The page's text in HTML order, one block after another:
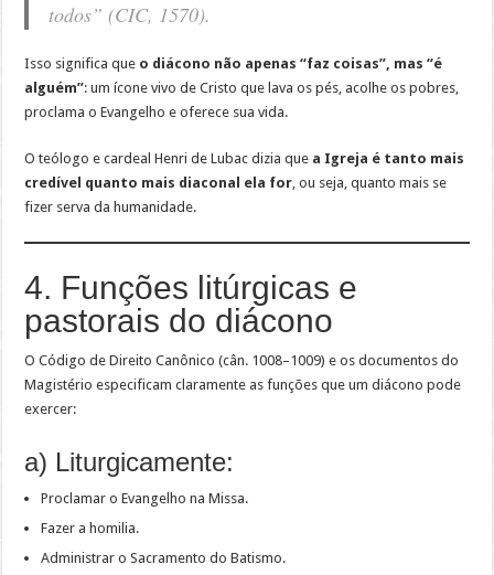
todos” (CIC, 1570).
Isso significa que o diácono não apenas “faz coisas”, mas “é
alguém”: um ícone vivo de Cristo que lava os pés, acolhe os pobres,
proclama o Evangelho e oferece sua vida.
O teólogo e cardeal Henri de Lubac dizia que a Igreja é tanto mais
credível quanto mais diaconal ela for, ou seja, quanto mais se
fizer serva da humanidade.
4. Funções litúrgicas e
pastorais do diácono
O Código de Direito Canônico (cân. 1008–1009) e os documentos do
Magistério especificam claramente as funções que um diácono pode
exercer:
a) Liturgicamente:
Proclamar o Evangelho na Missa.
Fazer a homilia.
Administrar o Sacramento do Batismo.